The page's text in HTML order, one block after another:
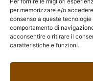
per memorizzare e/o
consenso a queste
comportamento di
acconsentire o ritirare il
caratteristiche e funzioni.
F